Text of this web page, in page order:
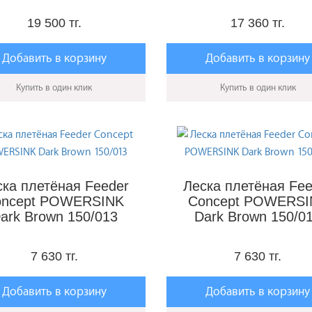
19 500 тг.
Добавить в корзину
Купить в один клик
17 360 тг.
Добавить в корзину
Купить в один клик
плетёная Feeder
POWERSINK
Brown 150/013
7 630 тг.
Добавить в корзину
Леска плетёная
Concept
Dark Brown 150/
7 630 тг.
Добавить в корзину